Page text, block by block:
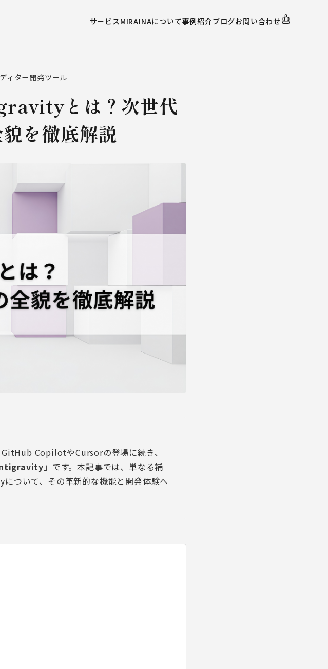
サービス MIRAINAについて事例紹介ブログお問い合わせ
ィター開発ツール
とは？次世代
を徹底解説
CopilotやCursorの登場に続き、
」 です。本記事では、単なる補
ついて、その革新的な機能と開発体験へ